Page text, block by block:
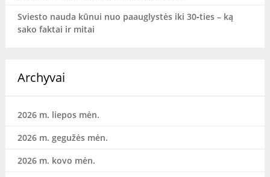
Sviesto nauda kūnui nuo paauglystės iki 30‑ties – ką
sako faktai ir mitai
Archyvai
2026 m. liepos mėn.
2026 m. gegužės mėn.
2026 m. kovo mėn.